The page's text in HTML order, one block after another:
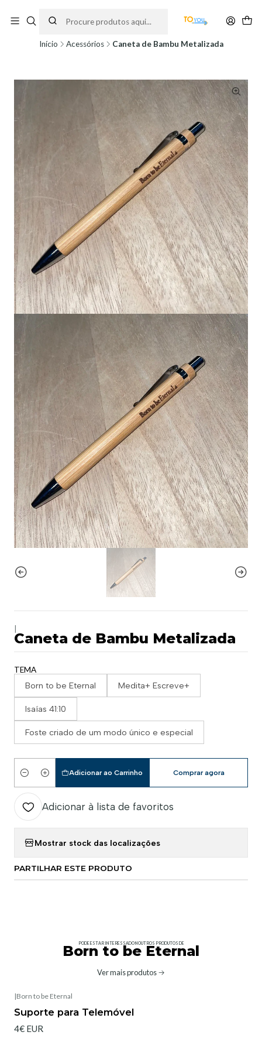
partir do dia 11 de Agosto, às 10H.
Início Acessórios Caneta de Bambu Metalizada
Caneta de Bambu Metalizada
TEMA
Born to be Eternal Medita+ Escreve+
Isaías 41:10
Foste criado de um modo único e especial
Quantidade
Adicionar ao Carrinho Comprar agora
Adicionar à lista de favoritos
Mostrar stock das localizações
PARTILHAR ESTE PRODUTO
PODE ESTAR INTERESSADO NOUTROS PRODUTOS DE
Born to be Eternal
Ver mais produtos
|Born to be Eternal
Suporte para Telemóvel
4€ EUR